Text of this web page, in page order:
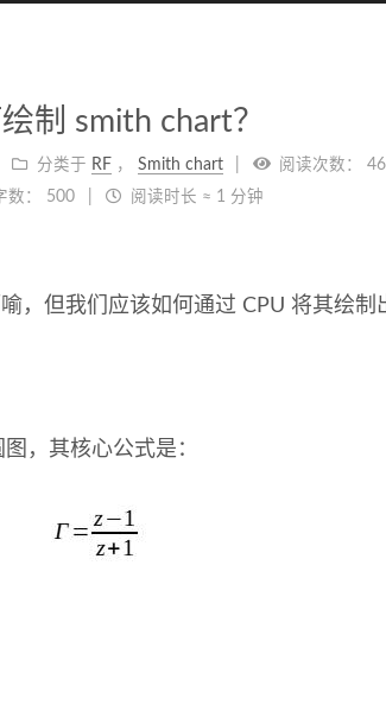
制 smith chart？
分类于 RF ， Smith chart 阅读次数：
46
数：
500 阅读时长 ≈ 1 分钟
，但我们应该如何通过 CPU 将其绘制
，其核心公式是：